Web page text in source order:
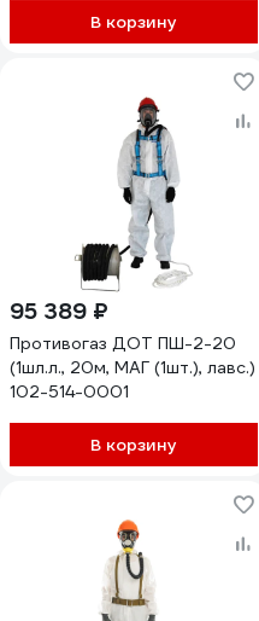
В корзину
95 389 ₽
Противогаз ДОТ ПШ-2-20
(1шл.л., 20м, МАГ (1шт.), лавс.)
102-514-0001
В корзину